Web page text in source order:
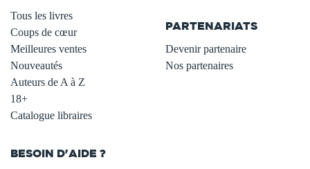
Tous les livres
Coups de cœur
Meilleures ventes
Nouveautés
Auteurs de A à Z
18+
Catalogue libraires
PARTENARIATS
Devenir partenaire
Nos partenaires
BESOIN D'AIDE ?